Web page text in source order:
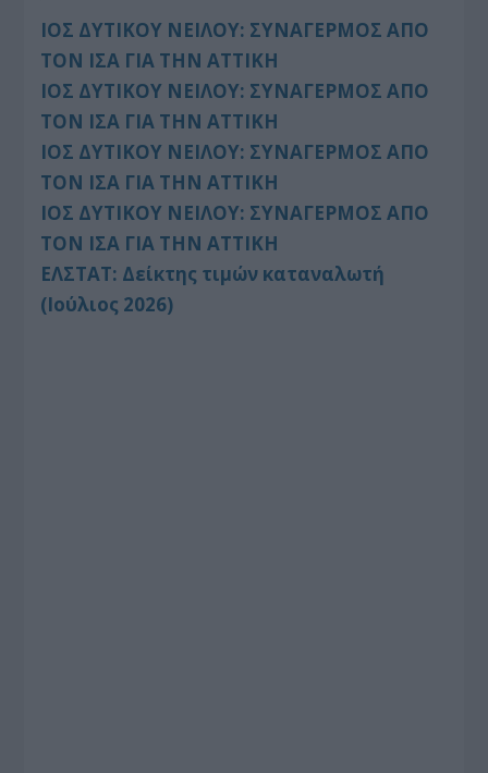
ΙΟΣ ΔΥΤΙΚΟΥ ΝΕΙΛΟΥ: ΣΥΝΑΓΕΡΜΟΣ ΑΠΟ
ΤΟΝ ΙΣΑ ΓΙΑ ΤΗΝ ΑΤΤΙΚΗ
ΙΟΣ ΔΥΤΙΚΟΥ ΝΕΙΛΟΥ: ΣΥΝΑΓΕΡΜΟΣ ΑΠΟ
ΤΟΝ ΙΣΑ ΓΙΑ ΤΗΝ ΑΤΤΙΚΗ
ΙΟΣ ΔΥΤΙΚΟΥ ΝΕΙΛΟΥ: ΣΥΝΑΓΕΡΜΟΣ ΑΠΟ
ΤΟΝ ΙΣΑ ΓΙΑ ΤΗΝ ΑΤΤΙΚΗ
ΙΟΣ ΔΥΤΙΚΟΥ ΝΕΙΛΟΥ: ΣΥΝΑΓΕΡΜΟΣ ΑΠΟ
ΤΟΝ ΙΣΑ ΓΙΑ ΤΗΝ ΑΤΤΙΚΗ
ΕΛΣΤΑΤ: Δείκτης τιμών καταναλωτή
(Ιούλιος 2026)